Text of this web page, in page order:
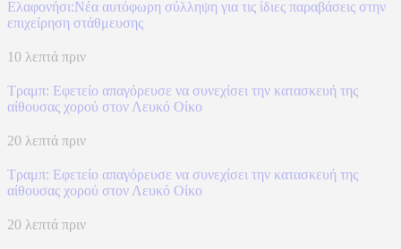
Ελαφονήσι:Νέα αυτόφωρη σύλληψη για τις ίδιες παραβάσεις στην
επιχείρηση στάθμευσης
10 λεπτά πριν
Τραμπ: Εφετείο απαγόρευσε να συνεχίσει την κατασκευή της
αίθουσας χορού στον Λευκό Οίκο
20 λεπτά πριν
Τραμπ: Εφετείο απαγόρευσε να συνεχίσει την κατασκευή της
αίθουσας χορού στον Λευκό Οίκο
20 λεπτά πριν